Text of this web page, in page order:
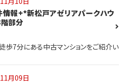
報+*新松戸アゼリアパークハウ
部分
歩7分にある中古マンションをご紹介い
月09日